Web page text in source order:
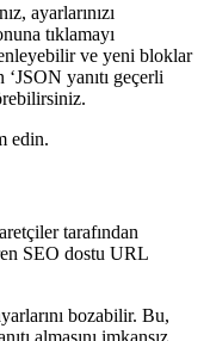
ayarlarınızı
tıklamayı
ve yeni bloklar
yanıtı geçerli
edin.
tarafından
SEO dostu URL
bozabilir. Bu,